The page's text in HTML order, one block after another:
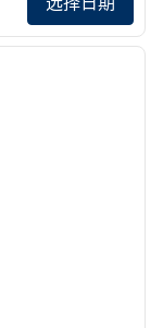
1/12
下一